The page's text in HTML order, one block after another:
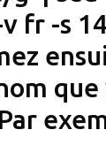
fr -s
que